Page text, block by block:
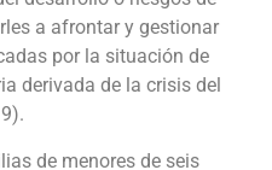
a afrontar y gestionar
por la situación de
derivada de la crisis del
de menores de seis